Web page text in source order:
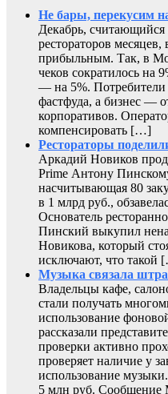
Не бары, перекусим
Декабрь,
рестораторов месяцев,
прибыльным. Так, в
чеков сократилось на
— на 5%. Потребители
фастфуда, а бизнес —
корпоративов.
компенсировать […]
Рестораторы
Аркадий Новиков
Prime Антону
насчитывающая 80
в 1 млрд руб.,
Основатель
Пинский выкупил
Новикова, который
исключают, что такой
Музыка связала
Владельцы кафе,
стали получать
использование
рассказали
проверки активно
проверяет наличие у
использование
5 млн руб. Сообщение